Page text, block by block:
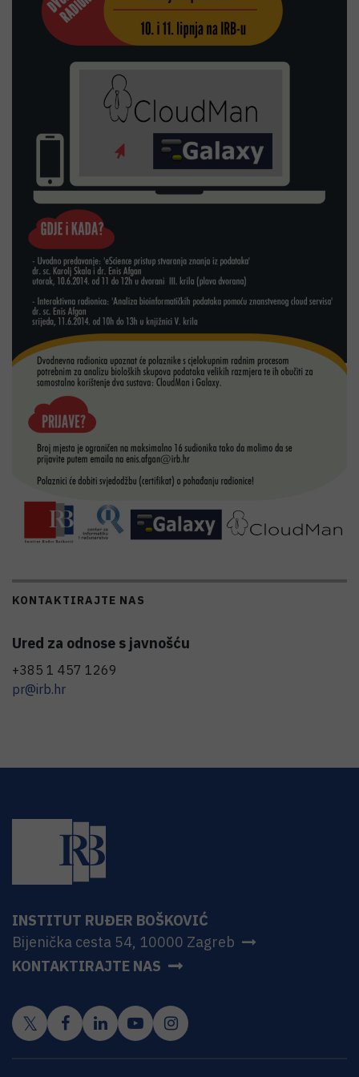
KONTAKTIRAJTE NAS
Ured za odnose s javnošću
+385 1 457 1269
pr@irb.hr
INSTITUT RUĐER BOŠKOVIĆ
Bijenička cesta 54, 10000 Zagreb
KONTAKTIRAJTE NAS